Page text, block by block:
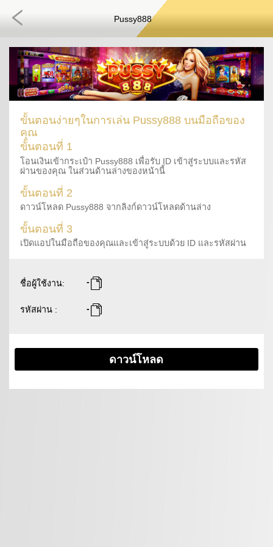
Pussy888
ขั้นตอนง่ายๆในการเล่น Pussy888 บนมือถือของ
คุณ
ขั้นตอนที่ 1
โอนเงินเข้ากระเป๋า Pussy888 เพื่อรับ ID เข้าสู่ระบบและรหัส
ผ่านของคุณ ในส่วนด้านล่างของหน้านี้
ขั้นตอนที่ 2
ดาวน์โหลด Pussy888 จากลิงก์ดาวน์โหลดด้านล่าง
ขั้นตอนที่ 3
เปิดแอปในมือถือของคุณและเข้าสู่ระบบด้วย ID และรหัสผ่าน
ชื่อผู้ใช้งาน: -
รหัสผ่าน : -
ดาวน์โหลด